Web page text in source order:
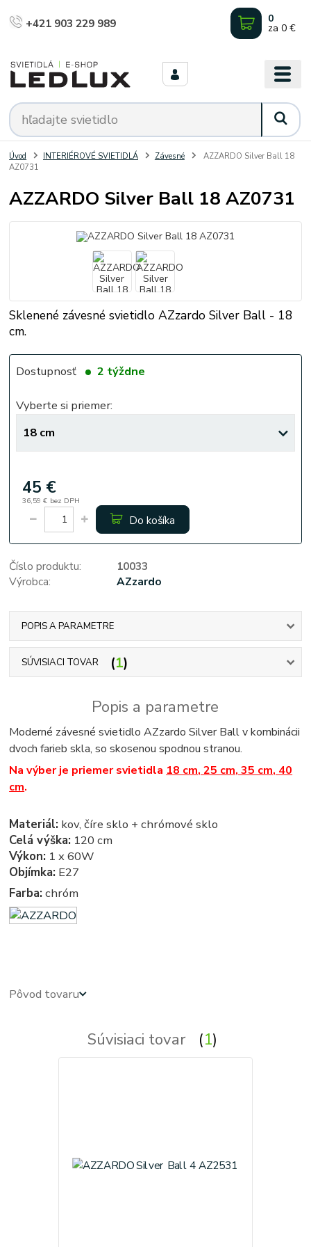
+421 903 229 989 0
za 0 €
Úvod INTERIÉROVÉ SVIETIDLÁ Závesné
AZZARDO Silver Ball 18
AZ0731
AZZARDO Silver Ball 18 AZ0731
Sklenené závesné svietidlo AZzardo Silver Ball - 18
cm.
Dostupnosť 2 týždne
Vyberte si priemer:
45 €
36,59 € bez DPH
Do košíka
Číslo produktu:
10033
Výrobca:
AZzardo
POPIS A PARAMETRE
SÚVISIACI TOVAR 1
Popis a parametre
Moderné závesné svietidlo AZzardo Silver Ball v kombinácii
dvoch farieb skla, so skosenou spodnou stranou.
Na výber je priemer svietidla 18 cm, 25 cm, 35 cm, 40
cm.
Materiál: kov, číre sklo + chrómové sklo
Celá výška: 120 cm
Výkon: 1 x 60W
Objímka: E27
Farba: chróm
Pôvod tovaru
Súvisiaci tovar 1